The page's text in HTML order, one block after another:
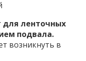
для ленточных
подвала.
возникнуть в